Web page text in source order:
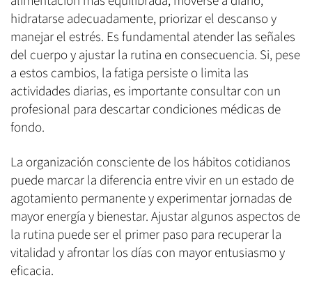
hidratarse adecuadamente, priorizar el descanso y
manejar el estrés. Es fundamental atender las señales
del cuerpo y ajustar la rutina en consecuencia. Si, pese
a estos cambios, la fatiga persiste o limita las
actividades diarias, es importante consultar con un
profesional para descartar condiciones médicas de
fondo.
La organización consciente de los hábitos cotidianos
puede marcar la diferencia entre vivir en un estado de
agotamiento permanente y experimentar jornadas de
mayor energía y bienestar. Ajustar algunos aspectos de
la rutina puede ser el primer paso para recuperar la
vitalidad y afrontar los días con mayor entusiasmo y
eficacia.